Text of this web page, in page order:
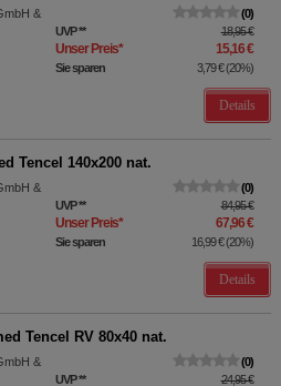
&
0
UVP** 18,95 €
Unser Preis* 15,16 €
Sie sparen 3,79 €(20%)
Details
Tencel 140x200 nat.
&
0
UVP** 84,95 €
Unser Preis* 67,96 €
Sie sparen 16,99 €(20%)
Details
Tencel RV 80x40 nat.
&
0
UVP** 24,95 €